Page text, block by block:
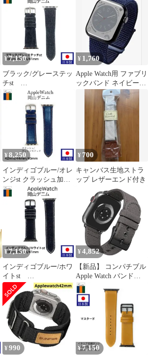
バス地 本革 Wax Canvas
ネイビー アップルウォ
ッチ ベルト series1
series2 series3 series4
チ バンド おしゃれ ス
マートウォッチ Apple
Watch専用ストラップ
Emitta エミッタ EFA-
¥7,150
ブラック/グレーステッ
チst
38mm/40mm/41mm アッ
プルウォッチ専用 バン
ド Emitta エミッタ ベル
ト インディゴ ノンウォ
ッシュ Apple Watch 交
換 EDA-AG
¥ 1,760
Apple Watch用 ファブリ
ックバンド ネイビー
49mm 45mm …
¥8,250
インディゴブルー/オレ
ンジst クラッシュ加工
42mm/44mm/45mm アッ
プルウォッチ専用 バン
ド Emitta エミッタ ベル
ト インディゴ Apple
Watch 交換 EDCA-IO
¥ 700
キャンバス生地ストラ
ップ レザーエンド付き
¥7,150
インディゴブルー/ホワ
イトst
38mm/40mm/41mm アッ
プルウォッチ専用 バン
ド Emitta エミッタ ベル
ト インディゴ ノンウォ
ッシュ Apple Watch 交
換 EDA-IW
¥ 4,852
【新品】 コンパチブル
Apple Watch バンド
49mm 46mm 45mm
44mm 42mm 41mm
40mm 38mm 互換 アッ
プルウォッチバンド メ
ンズ レディース 布 キ
ャンバスウォッチ交換
ベルト コンパチブル
iWatch ベルトS 1
¥ 990 ¥7,150